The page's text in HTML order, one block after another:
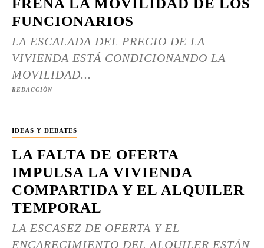
FRENA LA MOVILIDAD DE LOS
FUNCIONARIOS
LA ESCALADA DEL PRECIO DE LA
VIVIENDA ESTÁ CONDICIONANDO LA
MOVILIDAD...
REDACCIÓN
IDEAS Y DEBATES
LA FALTA DE OFERTA
IMPULSA LA VIVIENDA
COMPARTIDA Y EL ALQUILER
TEMPORAL
LA ESCASEZ DE OFERTA Y EL
ENCARECIMIENTO DEL ALQUILER ESTÁN